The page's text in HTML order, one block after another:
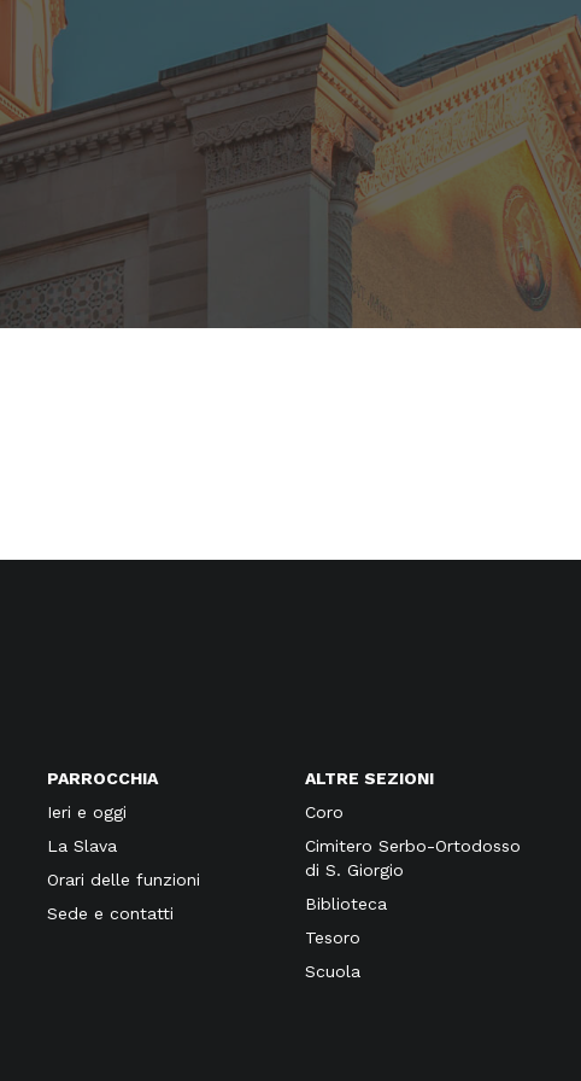
PARROCCHIA
Ieri e oggi
La Slava
Orari delle funzioni
Sede e contatti
ALTRE SEZIONI
Coro
Cimitero Serbo-Ortodosso
di S. Giorgio
Biblioteca
Tesoro
Scuola